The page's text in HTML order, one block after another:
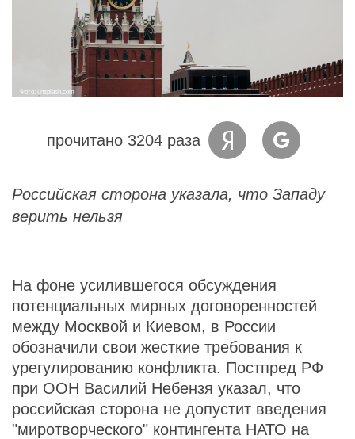
Фото: unsplash.com
прочитано 3204 раза
Российская сторона указала, что Западу
верить нельзя
На фоне усилившегося обсуждения
потенциальных мирных договоренностей
между Москвой и Киевом, в России
обозначили свои жесткие требования к
урегулированию конфликта. Постпред РФ
при ООН Василий Небензя указал, что
российская сторона не допустит введения
"миротворческого" контингента НАТО на